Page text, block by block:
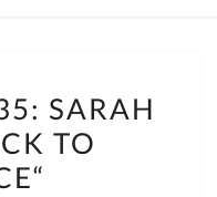
„
SARAH
TO S